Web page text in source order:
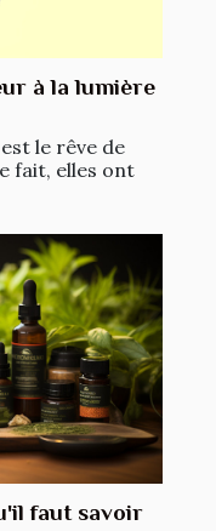
à la lumière
le rêve de
fait, elles ont
faut savoir